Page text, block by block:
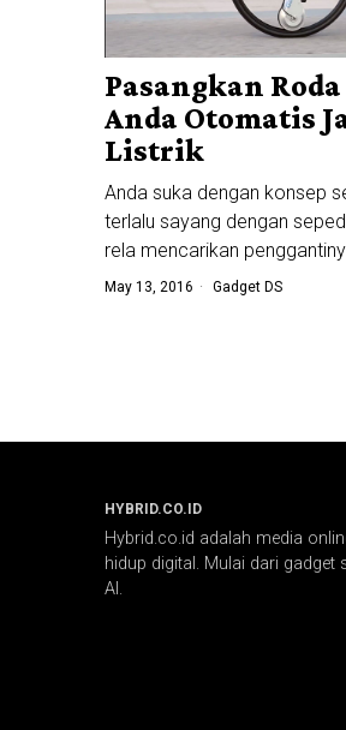
Pasangkan
Anda Otomatis
Listrik
Anda suka dengan konsep
terlalu sayang dengan
rela mencarikan
May 13, 2016 Gadget DS
HYBRID.CO.ID
Hybrid.co.id adalah media
hidup digital. Mulai dari
AI.